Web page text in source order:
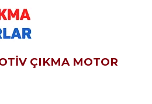
ÇIKMA MOTOR